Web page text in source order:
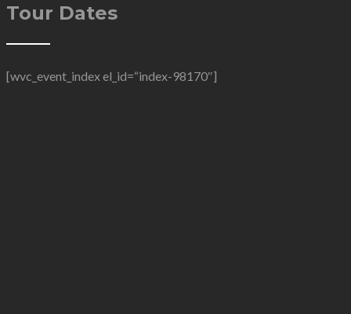
Tour Dates
[wvc_event_index el_id=“index-98170″]